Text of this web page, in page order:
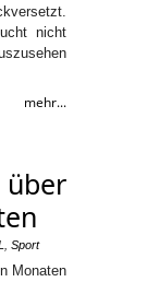
nicht
mehr...
über
Sport
Monaten